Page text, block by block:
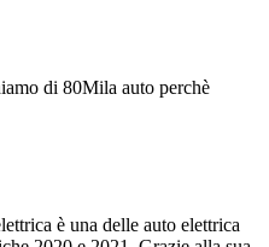
di 80Mila auto perchè
è una delle auto elettrica